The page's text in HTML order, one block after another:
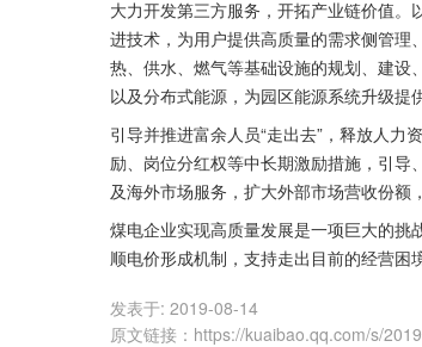
大力开发第三方服务，开拓产业链价值
进技术，为用户提供高质量的需求侧管
热、供水、燃气等基础设施的规划、建
以及分布式能源，为园区能源系统升级提
引导并推进富余人员“走出去”，释放人力
励、岗位分红权等中长期激励措施，引
及海外市场服务，扩大外部市场营收份额
煤电企业实现高质量发展是一项巨大的挑
顺电价形成机制，支持走出目前的经营困
发表于: 2019-08-14
原文链接 ： https://kuaibao.qq.com/s/